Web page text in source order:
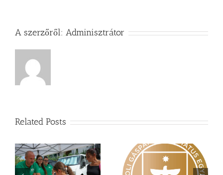
A szerzőről: Adminisztrátor
Related Posts